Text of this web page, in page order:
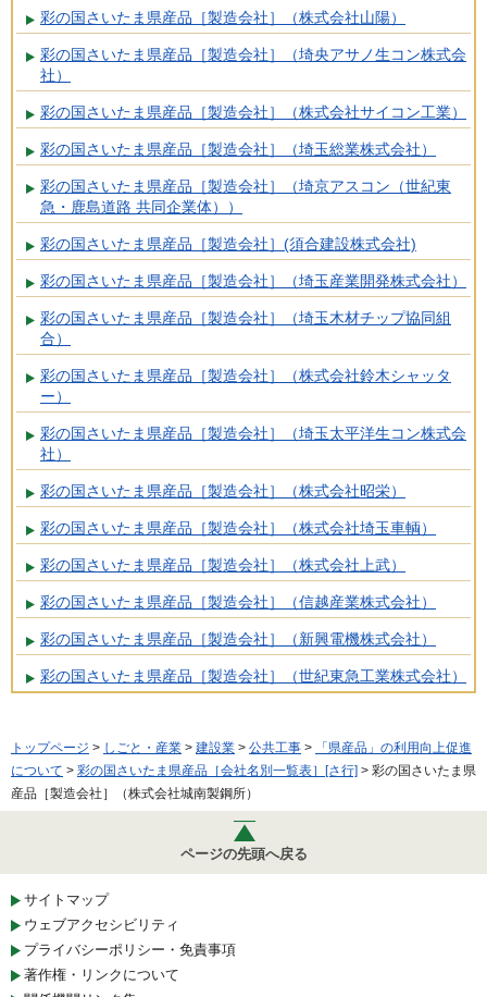
彩の国さいたま県産品［製造会社］（株式会社山陽）
彩の国さいたま県産品［製造会社］（埼央アサノ生コン株式会
社）
彩の国さいたま県産品［製造会社］（株式会社サイコン工業）
彩の国さいたま県産品［製造会社］（埼玉総業株式会社）
彩の国さいたま県産品［製造会社］（埼京アスコン（世紀東
急・鹿島道路 共同企業体））
彩の国さいたま県産品［製造会社］(須合建設株式会社)
彩の国さいたま県産品［製造会社］（埼玉産業開発株式会社）
彩の国さいたま県産品［製造会社］（埼玉木材チップ協同組
合）
彩の国さいたま県産品［製造会社］（株式会社鈴木シャッタ
ー）
彩の国さいたま県産品［製造会社］（埼玉太平洋生コン株式会
社）
彩の国さいたま県産品［製造会社］（株式会社昭栄）
彩の国さいたま県産品［製造会社］（株式会社埼玉車輌）
彩の国さいたま県産品［製造会社］（株式会社上武）
彩の国さいたま県産品［製造会社］（信越産業株式会社）
彩の国さいたま県産品［製造会社］（新興電機株式会社）
彩の国さいたま県産品［製造会社］（世紀東急工業株式会社）
トップページ > しごと・産業 > 建設業 > 公共工事 >
「県産品」の利用向上促進
について > 彩の国さいたま県産品［会社名別一覧表］[さ行] > 彩の国さいたま県
産品［製造会社］（株式会社城南製鋼所）
ページの先頭へ戻る
サイトマップ
ウェブアクセシビリティ
プライバシーポリシー・免責事項
著作権・リンクについて